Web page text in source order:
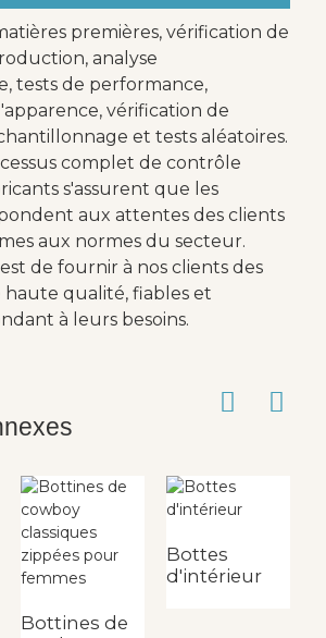
premières, vérification de
analyse
tests de performance,
vérification de
et tests aléatoires.
complet de contrôle
s'assurent que les
aux attentes des clients
aux normes du secteur.
de fournir à nos clients des
haute qualité, fiables et
à leurs besoins.
Bottines de
Bottes
d'intérieur